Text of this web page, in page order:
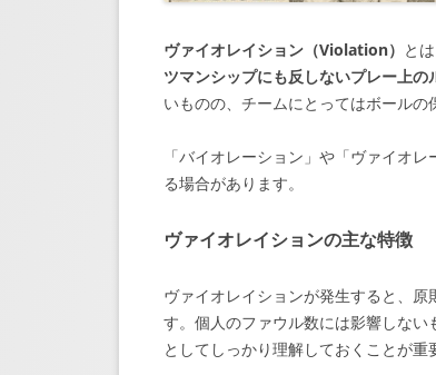
ヴァイオレイション（Violation） と
ツマンシップにも反しないプレー上の
いものの、チームにとってはボールの
「バイオレーション」や「ヴァイオ
る場合があります。
ヴァイオレイションの主な特徴
ヴァイオレイションが発生すると、原
す。個人のファウル数には影響しな
としてしっかり理解しておくことが重